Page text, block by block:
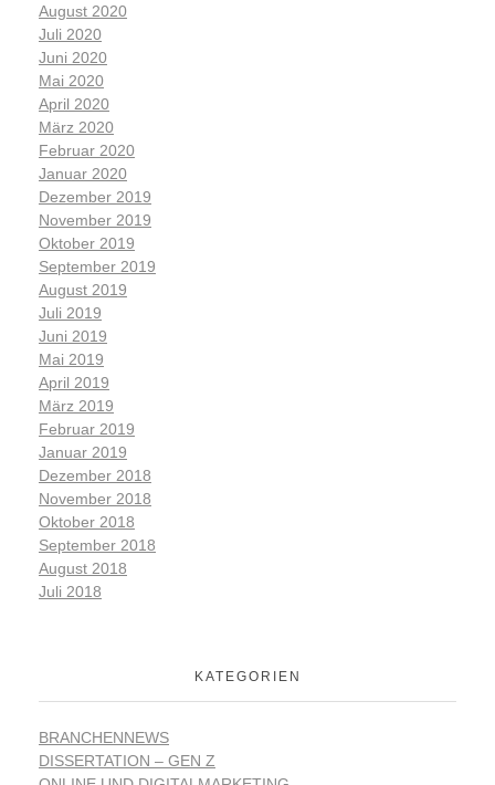
August 2020
Juli 2020
Juni 2020
Mai 2020
April 2020
März 2020
Februar 2020
Januar 2020
Dezember 2019
November 2019
Oktober 2019
September 2019
August 2019
Juli 2019
Juni 2019
Mai 2019
April 2019
März 2019
Februar 2019
Januar 2019
Dezember 2018
November 2018
Oktober 2018
September 2018
August 2018
Juli 2018
KATEGORIEN
BRANCHENNEWS
DISSERTATION – GEN Z